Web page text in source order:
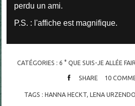
perdu un ami.
P.S. : l'affiche est magnifique.
CATÉGORIES :6 ° QUE SUIS-JE ALLÉE
SHARE 10
TAGS : HANNA HECKT, LENA